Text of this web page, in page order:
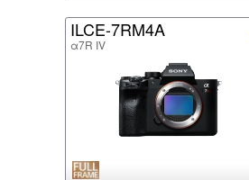
ILCE-7RM4A
α7R IV